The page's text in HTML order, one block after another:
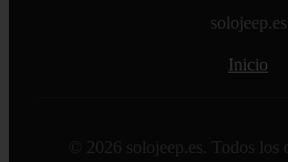
solojeep.es
Inicio
© 2026 solojeep.es. Todos los